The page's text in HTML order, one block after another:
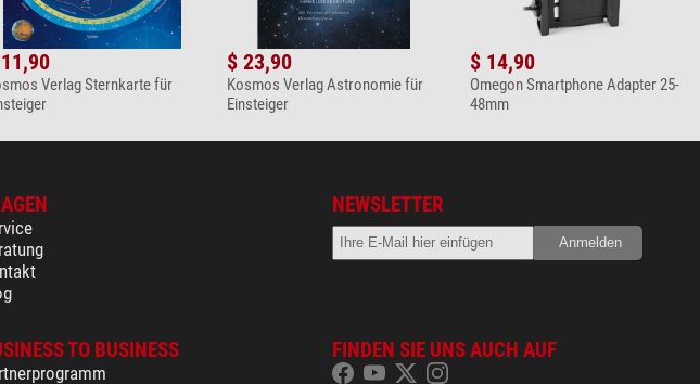
Verlag Sternkarte für
$ 23,90
Kosmos Verlag Astronomie für
Einsteiger
$ 14,90
Omegon Smartphone Adapter 25-
48mm
NEWSLETTER
TO BUSINESS FINDEN SIE UNS AUCH AUF